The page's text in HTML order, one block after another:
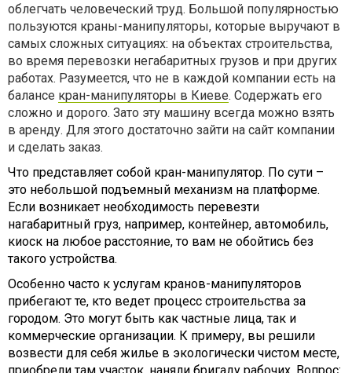
облегчать человеческий труд. Большой популярностью
пользуются краны-манипуляторы, которые выручают в
самых сложных ситуациях: на объектах строительства,
во время перевозки негабаритных грузов и при других
работах. Разумеется, что не в каждой компании есть на
балансе кран-манипуляторы в Киеве. Содержать его
сложно и дорого. Зато эту машину всегда можно взять
в аренду. Для этого достаточно зайти на сайт компании
и сделать заказ.
Что представляет собой кран-манипулятор. По сути –
это небольшой подъемный механизм на платформе.
Если возникает необходимость перевезти
нагабаритный груз, например, контейнер, автомобиль,
киоск на любое расстояние, то вам не обойтись без
такого устройства.
Особенно часто к услугам кранов-манипуляторов
прибегают те, кто ведет процесс строительства за
городом. Это могут быть как частные лица, так и
коммерческие организации. К примеру, вы решили
возвести для себя жилье в экологически чистом месте,